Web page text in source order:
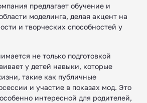
предлагает обучение и
моделинга, делая акцент на
и творческих способностей у
не только подготовкой
у детей навыки, которые
такие как публичные
и участие в показах мод. Это
интересной для родителей,